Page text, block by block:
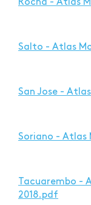
Rocha - Atlas
Salto - Atlas
San Jose -
Soriano - Atlas
Tacuarembo -
2018.pdf